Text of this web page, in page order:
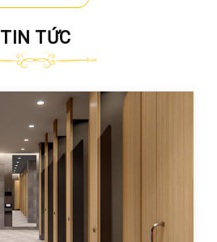
TIN TỨC